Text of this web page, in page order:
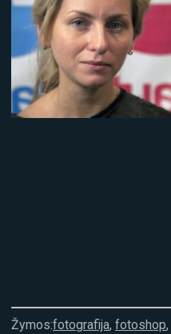
Žymos:fotografija, fotoshop,